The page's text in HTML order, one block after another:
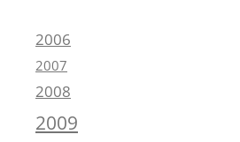
2006
2007
2008
2009